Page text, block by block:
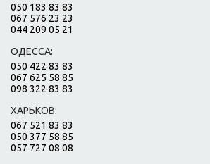
050 183 83 83
067 576 23 23
044 209 05 21
ОДЕССА:
050 422 83 83
067 625 58 85
098 322 83 83
ХАРЬКОВ:
067 521 83 83
050 377 58 85
057 727 08 08